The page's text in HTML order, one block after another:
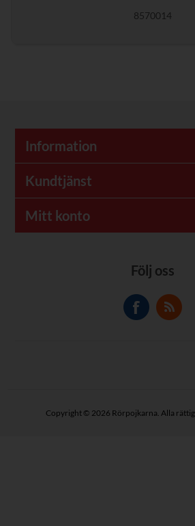
8570014
Information
Kundtjänst
Mitt konto
Följ oss
Copyright © 2026 Rörpojkarna. Alla